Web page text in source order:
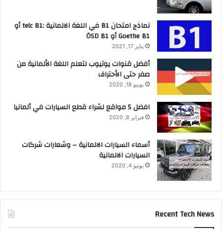
نماذج امتحان B1 في اللغة الالمانية :telc B1 أو
Goethe B1 أو ÖSD B1
يناير 17, 2021
أفضل قنوات يوتيوب لتعلم اللغة الألمانية من
صفر حتى الأحتراف
يونيو 18, 2020
افضل 5 مواقع لشراء قطع السيارات في ألمانيا
فبراير 8, 2020
أسماء السيارات الالمانية – وشعارات شركات
السيارات الالمانية
يونيو 4, 2020
Recent Tech News